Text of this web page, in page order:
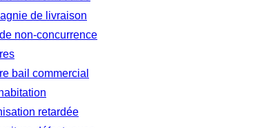
de livraison
non-concurrence
bail commercial
retardée